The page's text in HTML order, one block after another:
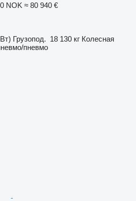
NOK ≈ 80 940 €
Грузопод. 18 130 кг Колесная
пневмо